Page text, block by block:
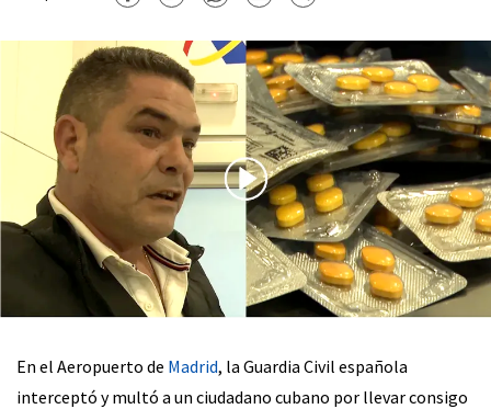
En el Aeropuerto de Madrid, la Guardia Civil española
interceptó y multó a un ciudadano cubano por llevar consigo